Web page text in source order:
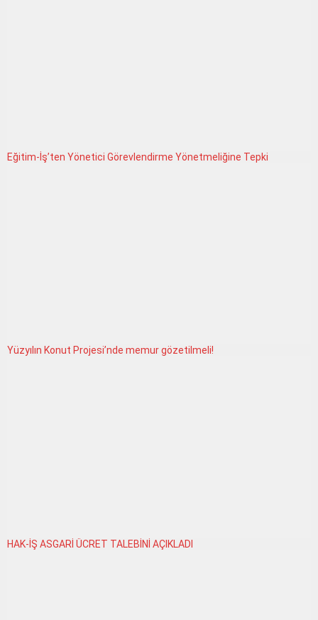
Eğitim-İş’ten Yönetici Görevlendirme Yönetmeliğine Tepki
Yüzyılın Konut Projesi’nde memur gözetilmeli!
HAK-İŞ ASGARİ ÜCRET TALEBİNİ AÇIKLADI